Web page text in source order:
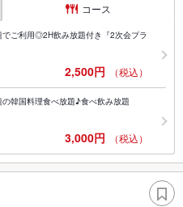
コース
でご利用◎2H飲み放題付き『2次会プラ
2,500円 （税込）
韓国料理食べ放題♪食べ飲み放題
3,000円 （税込）